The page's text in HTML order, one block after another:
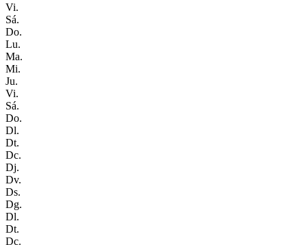
Vi.
Sá.
Do.
Lu.
Ma.
Mi.
Ju.
Vi.
Sá.
Do.
Dl.
Dt.
Dc.
Dj.
Dv.
Ds.
Dg.
Dl.
Dt.
Dc.